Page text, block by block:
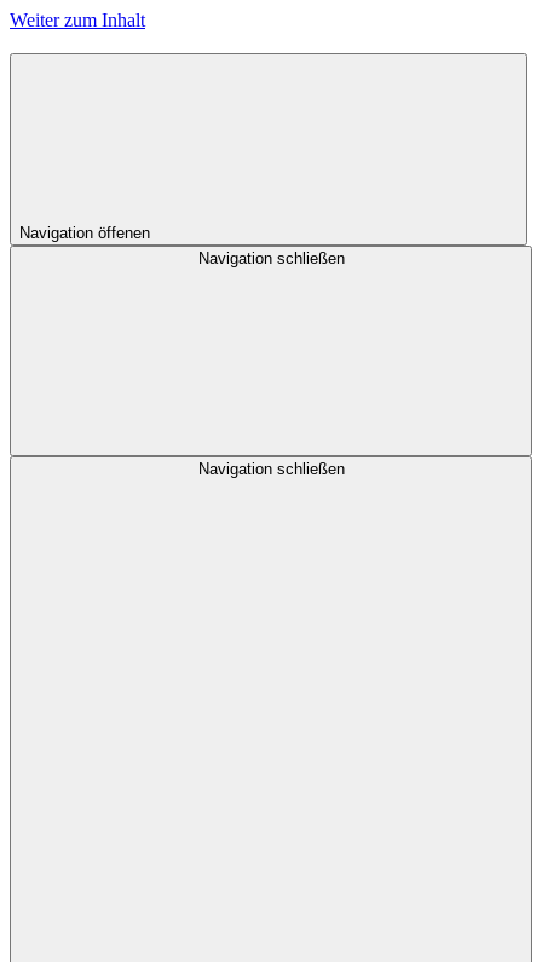
Weiter zum Inhalt
Navigation öffenen
Navigation schließen
Navigation schließen